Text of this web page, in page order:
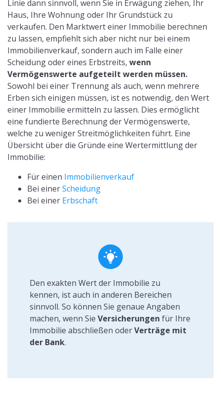
Linie dann sinnvoll, wenn Sie in Erwägung ziehen, Ihr
Haus, Ihre Wohnung oder Ihr Grundstück zu
verkaufen. Den Marktwert einer Immobilie berechnen
zu lassen, empfiehlt sich aber nicht nur bei einem
Immobilienverkauf, sondern auch im Falle einer
Scheidung oder eines Erbstreits, wenn
Vermögenswerte aufgeteilt werden müssen.
Sowohl bei einer Trennung als auch, wenn mehrere
Erben sich einigen müssen, ist es notwendig, den Wert
einer Immobilie ermitteln zu lassen. Dies ermöglicht
eine fundierte Berechnung der Vermögenswerte,
welche zu weniger Streitmöglichkeiten führt. Eine
Übersicht über die Gründe eine Wertermittlung der
Immobilie:
Für einen Immobilienverkauf
Bei einerScheidung
Bei einer Erbschaft
Den exakten Wert der Immobilie zu
kennen, ist auch in anderen Bereichen
sinnvoll. So können Sie genaue Angaben
machen, wenn Sie Versicherungen für Ihre
Immobilie abschließen oderVerträge mit
der Bank.